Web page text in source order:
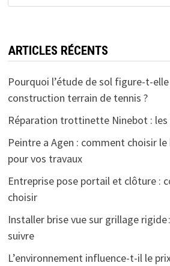
ARTICLES RÉCENTS
Pourquoi l’étude de sol figure-t-
construction terrain de tennis ?
Réparation trottinette Ninebot : les
Peintre a Agen : comment choisir
pour vos travaux
Entreprise pose portail et clôture :
choisir
Installer brise vue sur grillage
suivre
L’environnement influence-t-il le